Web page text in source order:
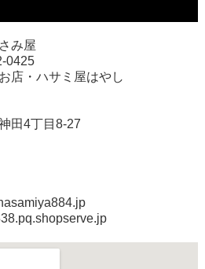
み屋
0425
店・ハサミ屋はやし
田4丁目8-27